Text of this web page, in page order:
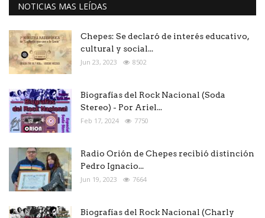
NOTICIAS MAS LEÍDAS
Chepes: Se declaró de interés educativo,
cultural y social...
Jun 23, 2023 8502
Biografías del Rock Nacional (Soda
Stereo) - Por Ariel...
Feb 17, 2024 7750
Radio Orión de Chepes recibió distinción
Pedro Ignacio...
Jun 19, 2023 7664
Biografías del Rock Nacional (Charly